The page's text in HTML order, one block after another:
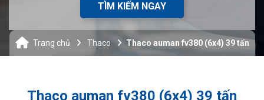
TÌM KIẾM NGAY
Trang chủ Thaco Thaco auman fv380 (6x4) 39 tấn
Thaco auman fv380 (6x4) 39 tấn